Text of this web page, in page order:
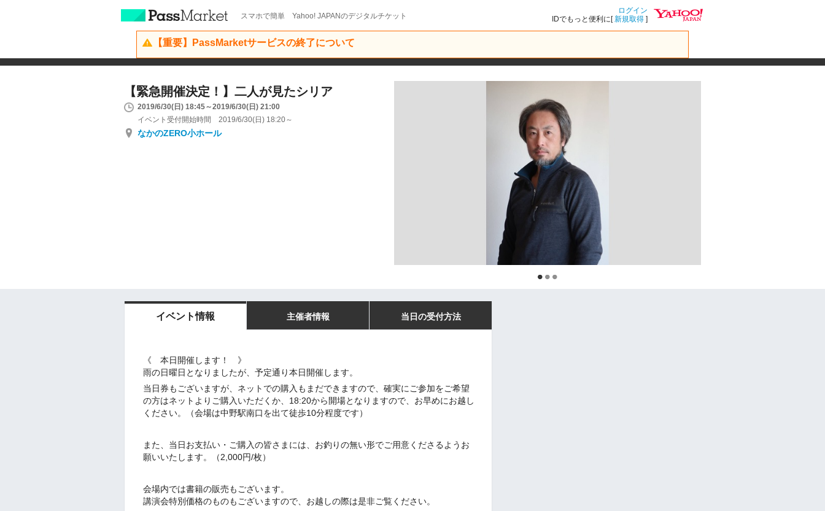
スマホで簡単 Yahoo! JAPANのデジタルチケット
ログイン
IDでもっと便利に[新規取得 ]
【重要】PassMarketサービスの終了について
【緊急開催決定！】二人が見たシリア
2019/6/30(日) 18:45～2019/6/30(日) 21:00
イベント受付開始時間 2019/6/30(日) 18:20～
なかのZERO小ホール
イベント情報 主催者情報 当日の受付方法
《 本日開催します！ 》
雨の日曜日となりましたが、予定通り本日開催します。
当日券もございますが、ネットでの購入もまだできますので、確実にご参加をご希望
の方はネットよりご購入いただくか、18:20から開場となりますので、お早めにお越し
ください。（会場は中野駅南口を出て徒歩10分程度です）
また、当日お支払い・ご購入の皆さまには、お釣りの無い形でご用意くださるようお
願いいたします。（2,000円/枚）
会場内では書籍の販売もございます。
講演会特別価格のものもございますので、お越しの際は是非ご覧ください。